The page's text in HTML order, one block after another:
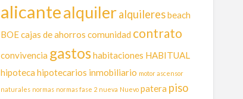
a
h
r
a
alicantealquiler alquileresbeach
BOEcajas de ahorros comunidad contrato
convivencia gastoshabitaciones HABITUAL
hipoteca hipotecarios inmobiliario motor ascensor
naturales normas normas fase 2 nueva Nuevo patera piso